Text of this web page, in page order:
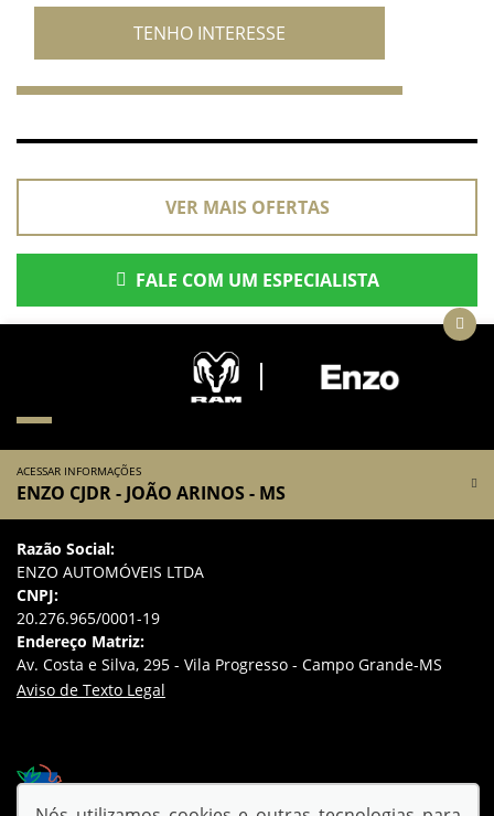
TENHO INTERESSE
VER MAIS OFERTAS
FALE COM UM ESPECIALISTA
ACESSAR INFORMAÇÕES
ENZO CJDR - JOÃO ARINOS - MS
Razão Social:
ENZO AUTOMÓVEIS LTDA
CNPJ:
20.276.965/0001-19
Endereço Matriz:
Av. Costa e Silva, 295 - Vila Progresso - Campo Grande-MS
Aviso de Texto Legal
Desacelere. Seu bem maior é a vida.